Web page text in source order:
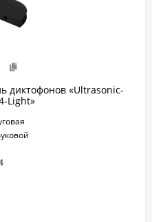
диктофонов «Ultrasonic-
Light»